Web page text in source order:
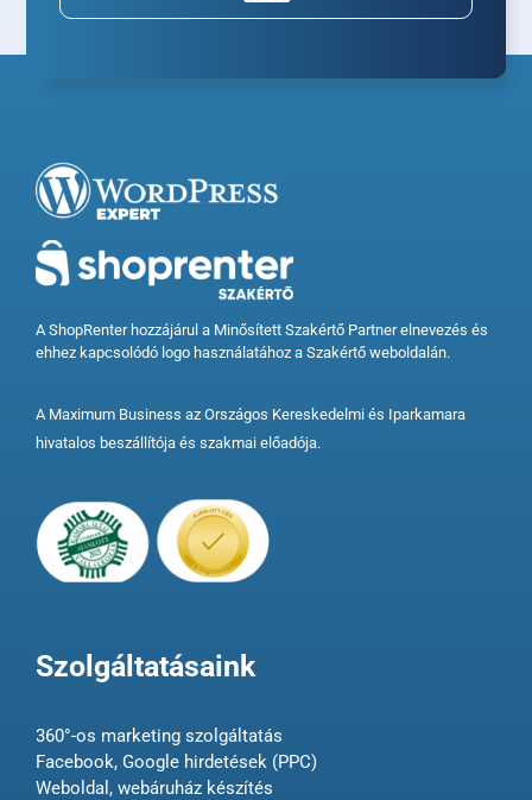
A ShopRenter hozzájárul a Minősített Szakértő Partner elnevezés és
ehhez kapcsolódó logo használatához a Szakértő weboldalán.
A Maximum Business az Országos Kereskedelmi és Iparkamara
hivatalos beszállítója és szakmai előadója.
Szolgáltatásaink
360°-os marketing szolgáltatás
Facebook, Google hirdetések (PPC)
Weboldal, webáruház készítés